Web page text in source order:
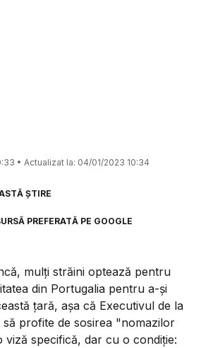
• Actualizat la: 04/01/2023 10:34
ȘTIRE
PREFERATĂ PE GOOGLE
mulţi străini optează pentru
din Portugalia pentru a-şi
ţară, aşa că Executivul de la
să profite de sosirea "nomazilor
viză specifică, dar cu o condiţie: